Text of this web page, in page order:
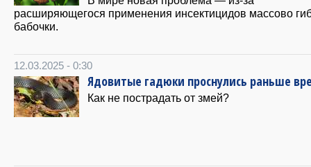
расширяющегося применения инсектицидов массово
бабочки.
12.03.2025 - 0:30
Ядовитые гадюки проснулись раньше
Как не пострадать от змей?